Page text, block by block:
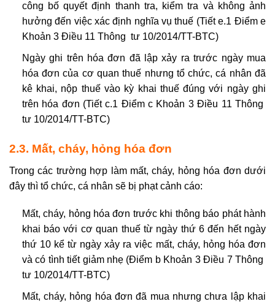
công bố quyết định thanh tra, kiểm tra và không ảnh
hưởng đến việc xác định nghĩa vụ thuế (Tiết e.1 Điểm e
Khoản 3 Điều 11 Thông tư 10/2014/TT-BTC)
Ngày ghi trên hóa đơn đã lập xảy ra trước ngày mua
hóa đơn của cơ quan thuế nhưng tổ chức, cá nhân đã
kê khai, nộp thuế vào kỳ khai thuế đúng với ngày ghi
trên hóa đơn (Tiết c.1 Điểm c Khoản 3 Điều 11 Thông
tư 10/2014/TT-BTC)
2.3. Mất, cháy, hỏng hóa đơn
Trong các trường hợp làm mất, cháy, hỏng hóa đơn dưới
đây thì tổ chức, cá nhân sẽ bị phạt cảnh cáo:
Mất, cháy, hỏng hóa đơn trước khi thông báo phát hành
khai báo với cơ quan thuế từ ngày thứ 6 đến hết ngày
thứ 10 kể từ ngày xảy ra việc mất, cháy, hỏng hóa đơn
và có tình tiết giảm nhẹ (Điểm b Khoản 3 Điều 7 Thông
tư 10/2014/TT-BTC)
Mất, cháy, hỏng hóa đơn đã mua nhưng chưa lập khai